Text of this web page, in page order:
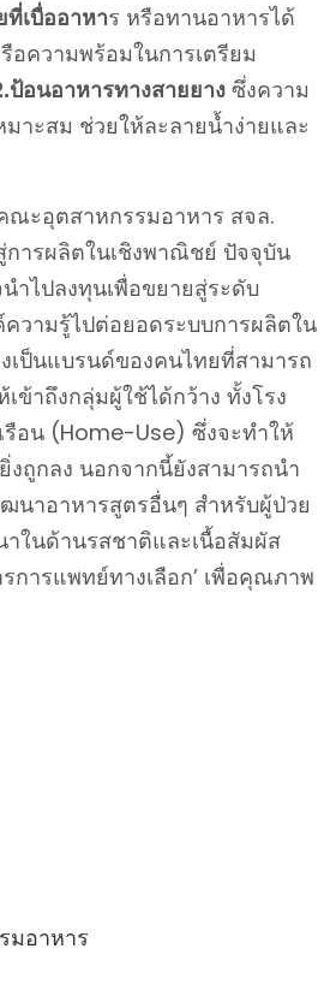
เบื่ออาหาร หรือทานอาหารได้
อความพร้อมในการเตรียม
ป้อนอาหารทางสายยาง ซึ่งความ
าะสม ช่วยให้ละลายน้ำง่ายและ
ะอุตสาหกรรมอาหาร สจล.
การผลิตในเชิงพาณิชย์ ปัจจุบัน
ำไปลงทุนเพื่อขยายสู่ระดับ
วามรู้ไปต่อยอดระบบการผลิตใน
เป็นแบรนด์ของคนไทยที่สามารถ
ข้าถึงกลุ่มผู้ใช้ได้กว้าง ทั้งโรง
รือน (Home-Use) ซึ่งจะทำให้
ถูกลง นอกจากนี้ยังสามารถนํา
นาอาหารสูตรอื่นๆ สำหรับผู้ป่วย
ในด้านรสชาติและเนื้อสัมผัส
รการแพทย์ทางเลือก’ เพื่อคุณภาพ
มอาหาร